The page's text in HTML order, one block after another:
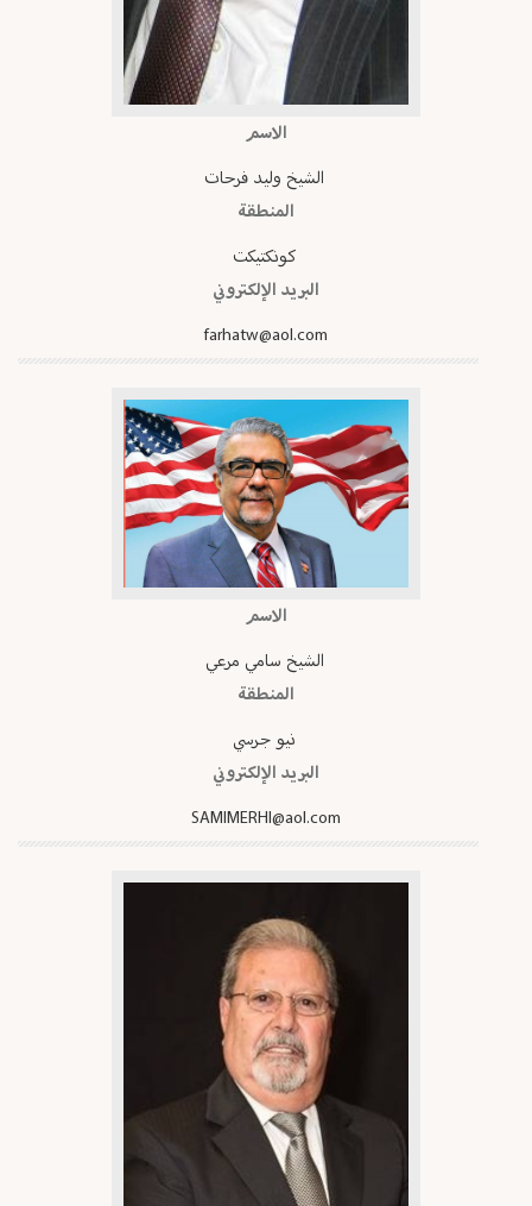
الاسم
الشيخ وليد فرحات
المنطقة
كونكتيكت
البريد الإلكتروني
farhatw@aol.com
الاسم
الشيخ سامي مرعي
المنطقة
نيو جرسي
البريد الإلكتروني
SAMIMERHI@aol.com